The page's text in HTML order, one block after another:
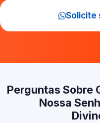
Solicite
Perguntas Sobre
Nossa